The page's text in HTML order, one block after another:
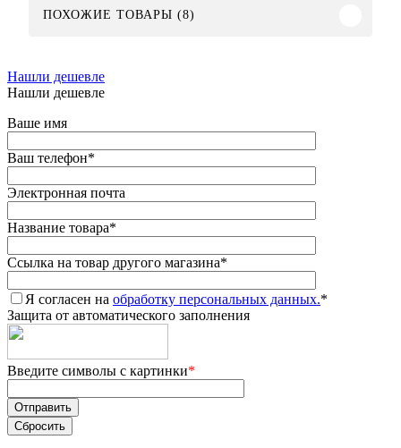
ПОХОЖИЕ ТОВАРЫ (8)
Нашли дешевле
Нашли дешевле
Ваше имя
Ваш телефон*
Электронная почта
Название товара*
Ссылка на товар другого магазина*
Я согласен на обработку персональных данных.*
Защита от автоматического заполнения
Введите символы с картинки*